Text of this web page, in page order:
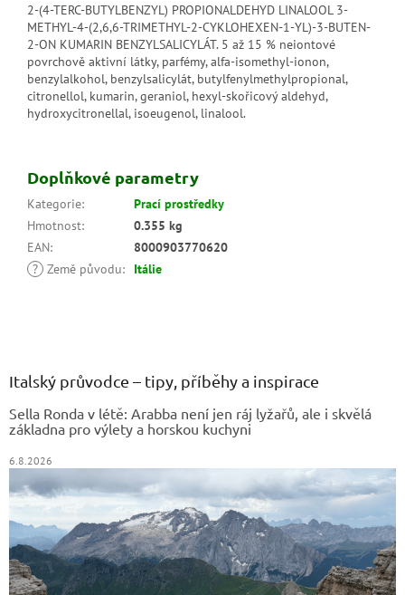
2-(4-TERC-BUTYLBENZYL) PROPIONALDEHYD LINALOOL 3-
METHYL-4-(2,6,6-TRIMETHYL-2-CYKLOHEXEN-1-YL)-3-BUTEN-
2-ON KUMARIN BENZYLSALICYLÁT. 5 až 15 % neiontové
povrchově aktivní látky, parfémy, alfa-isomethyl-ionon,
benzylalkohol, benzylsalicylát, butylfenylmet­hylpropional,
citronellol, kumarin, geraniol, hexyl-skořicový aldehyd,
hydroxycitronellal, isoeugenol, linalool.
Doplňkové parametry
Kategorie:
Prací prostředky
Hmotnost:
0.355 kg
EAN:
8000903770620
? Země původu: Itálie
Italský průvodce – tipy, příběhy a inspirace
Sella Ronda v létě: Arabba není jen ráj lyžařů, ale i skvělá
základna pro výlety a horskou kuchyni
6.8.2026